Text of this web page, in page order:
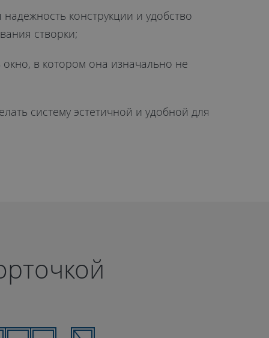
конструкции и удобство
створки;
в котором она изначально не
систему эстетичной и удобной для